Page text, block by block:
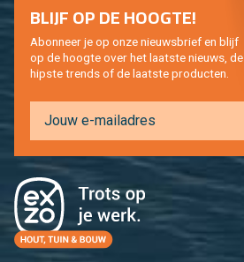
BLIJF OP DE HOOG­TE!
Abon­neer je op onze nieuws­brief en blijf
op de hoog­te over het laat­ste nieuws, de
hip­s­te trends of de laat­ste pro­duc­ten.